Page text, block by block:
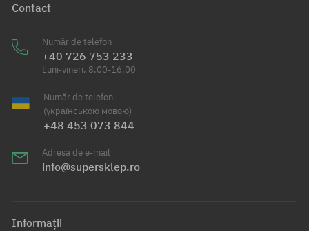
Contact
Număr de telefon
+40 726 753 233
Luni-vineri, 8.00-16.00
Număr de telefon
(українською мовою)
+48 453 073 844
Adresa de e-mail
info@supersklep.ro
Informații